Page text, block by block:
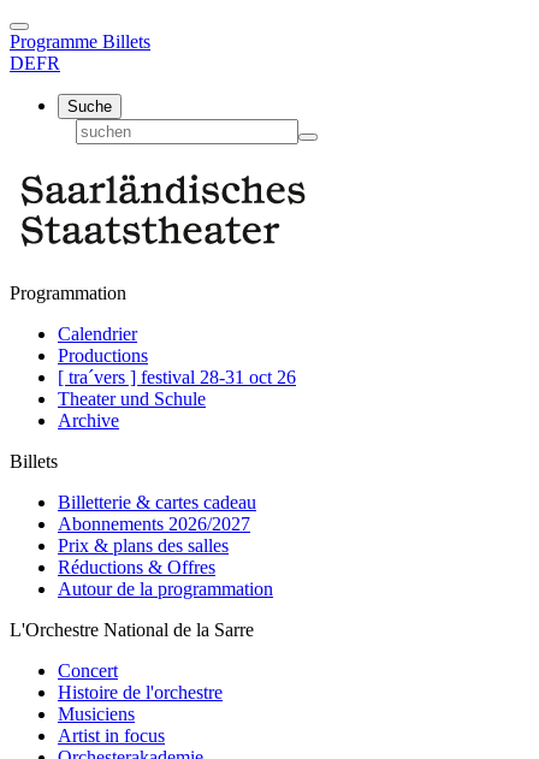
Programme Billets
DEFR
Suche
Programmation
Calendrier
Productions
[ tra´vers ] festival 28-31 oct 26
Theater und Schule
Archive
Billets
Billetterie & cartes cadeau
Abonnements 2026/2027
Prix & plans des salles
Réductions & Offres
Autour de la programmation
L'Orchestre National de la Sarre
Concert
Histoire de l'orchestre
Musiciens
Artist in focus